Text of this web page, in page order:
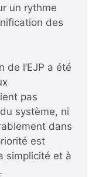
un rythme
des
l’EJP a été
pas
système, ni
dans
est
simplicité et à